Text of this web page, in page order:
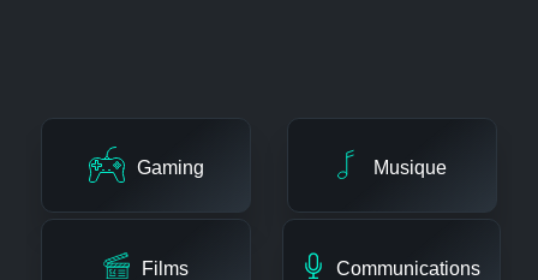
Gaming Musique
Films Communications